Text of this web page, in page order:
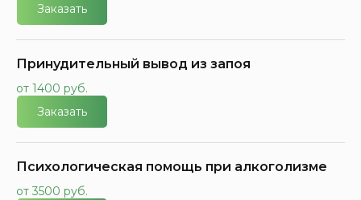
Заказать
Принудительный вывод из запоя
от 1400 руб.
Заказать
Психологическая помощь при алкоголизме
от 3500 руб.